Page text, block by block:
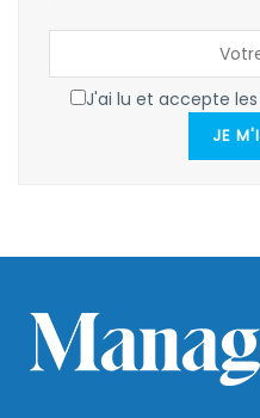
J'ai lu et accepte
JE